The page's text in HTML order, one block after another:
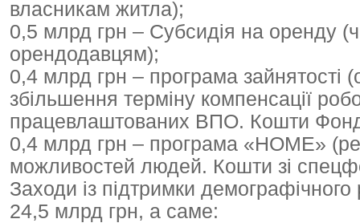
власникам житла);
0,5 млрд грн – Субсидія на оренду
орендодавцям);
0,4 млрд грн – програма зайнятості
збільшення терміну компенсації
працевлаштованих ВПО. Кошти
0,4 млрд грн – програма «НОМЕ»
можливостей людей. Кошти зі
Заходи із підтримки демографічного
24,5 млрд грн, а саме: